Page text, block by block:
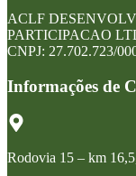
ACLF
PARTICIPACAO
CNPJ: 27.702.723/
Informações de
Rodovia 15 – km